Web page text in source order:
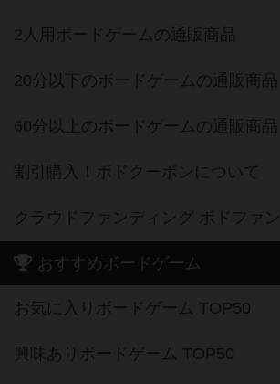
2人用ボードゲームの通販商品
20分以下のボードゲームの通販商品
60分以上のボードゲームの通販商品
割引購入！ボドクーポンについて
クラウドファンディング ボドファン
おすすめボードゲーム
お気に入りボードゲーム TOP50
興味ありボードゲーム TOP50